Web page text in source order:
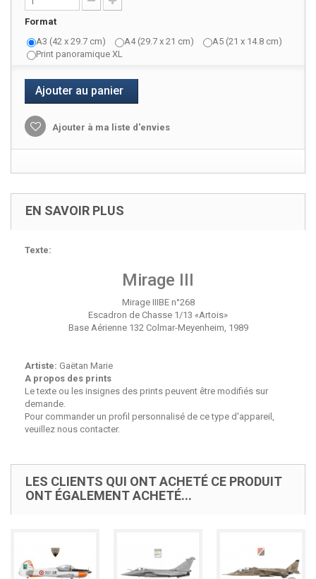
Format
A3 (42 x 29.7 cm)
A4 (29.7 x 21 cm)
A5 (21 x 14.8 cm)
Print panoramique XL
Ajouter au panier
Ajouter à ma liste d'envies
EN SAVOIR PLUS
Texte:
Mirage III
Mirage IIIBE n°268
Escadron de Chasse 1/13 «Artois»
Base Aérienne 132 Colmar-Meyenheim, 1989
Artiste: Gaëtan Marie
A propos des prints
Le texte ou les insignes des prints peuvent être modifiés sur
demande.
Pour commander un profil personnalisé de ce type d'appareil,
veuillez nous contacter.
LES CLIENTS QUI ONT ACHETÉ CE PRODUIT
ONT ÉGALEMENT ACHETÉ...